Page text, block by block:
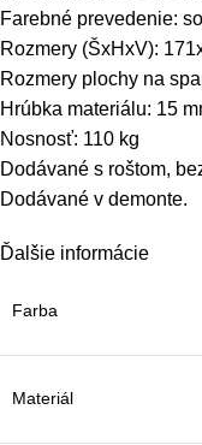
Farebné prevedenie:
Rozmery (ŠxHxV):
Rozmery plochy na
Hrúbka materiálu: 15
Nosnosť: 110 kg
Dodávané s roštom,
Dodávané v demonte.
Ďalšie informácie
Farba
Materiál